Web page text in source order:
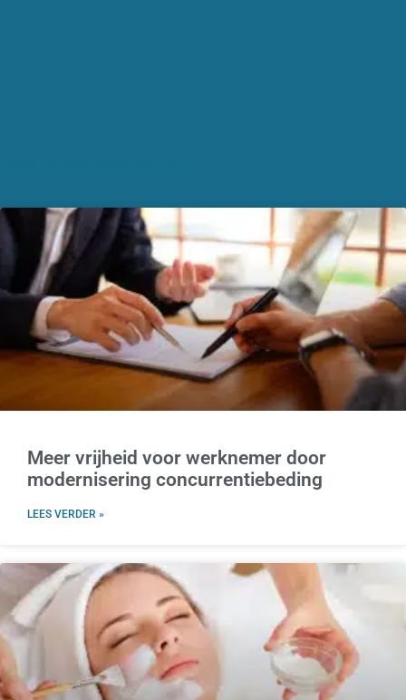
Meer vrijheid voor werknemer door
modernisering concurrentiebeding
LEES VERDER »